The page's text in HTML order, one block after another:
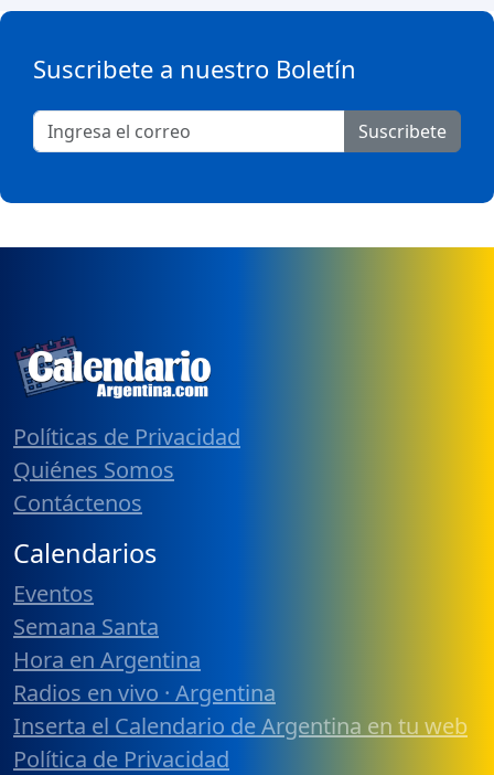
Suscribete a nuestro Boletín
Suscribete
Políticas de Privacidad
Quiénes Somos
Contáctenos
Calendarios
Eventos
Semana Santa
Hora en Argentina
Radios en vivo · Argentina
Inserta el Calendario de Argentina en tu web
Política de Privacidad